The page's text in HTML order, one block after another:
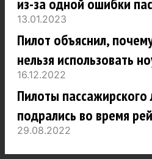
из-за одной ошибки
13.01.2023
Пилот объяснил,
нельзя использовать
16.12.2022
Пилоты пассажирского
подрались во время
29.08.2022